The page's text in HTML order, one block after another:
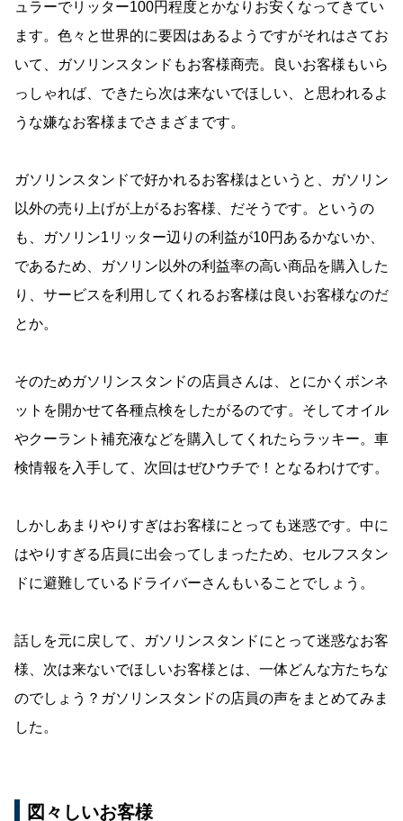
ュラーでリッター100円程度とかなりお安くなってきてい
ます。色々と世界的に要因はあるようですがそれはさてお
いて、ガソリンスタンドもお客様商売。良いお客様もいら
っしゃれば、できたら次は来ないでほしい、と思われるよ
うな嫌なお客様までさまざまです。
ガソリンスタンドで好かれるお客様はというと、ガソリン
以外の売り上げが上がるお客様、だそうです。というの
も、ガソリン1リッター辺りの利益が10円あるかないか、
であるため、ガソリン以外の利益率の高い商品を購入した
り、サービスを利用してくれるお客様は良いお客様なのだ
とか。
そのためガソリンスタンドの店員さんは、とにかくボンネ
ットを開かせて各種点検をしたがるのです。そしてオイル
やクーラント補充液などを購入してくれたらラッキー。車
検情報を入手して、次回はぜひウチで！となるわけです。
しかしあまりやりすぎはお客様にとっても迷惑です。中に
はやりすぎる店員に出会ってしまったため、セルフスタン
ドに避難しているドライバーさんもいることでしょう。
話しを元に戻して、ガソリンスタンドにとって迷惑なお客
様、次は来ないでほしいお客様とは、一体どんな方たちな
のでしょう？ガソリンスタンドの店員の声をまとめてみま
した。
図々しいお客様